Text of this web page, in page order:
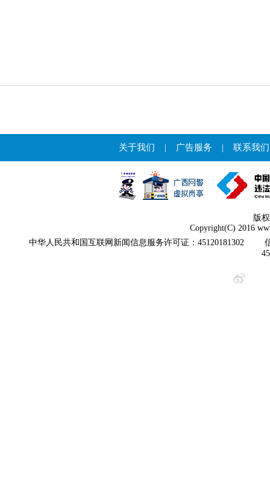
关于我们 | 广告服务 | 联系我们
版
Copyright(C) 2016
中华人民共和国互联网新闻信息服务许可证：45120181302